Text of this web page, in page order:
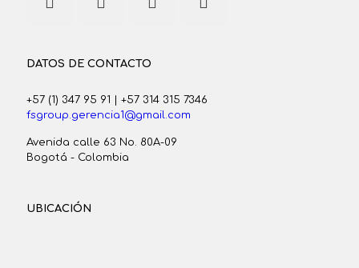
DATOS DE CONTACTO
+57 (1) 347 95 91
+57 314 315 7346
fsgroup.gerencia1@gmail.com
Avenida calle 63 No. 80A-09
Bogotá - Colombia
UBICACIÓN